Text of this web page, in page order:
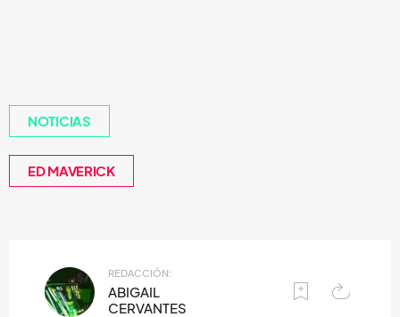
NOTICIAS
ED MAVERICK
REDACCIÓN:
ABIGAIL
CERVANTES